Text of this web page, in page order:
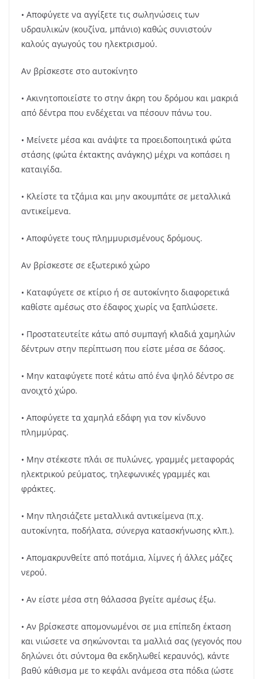
• Αποφύγετε να αγγίξετε τις σωληνώσεις των
υδραυλικών (κουζίνα, μπάνιο) καθώς συνιστούν
καλούς αγωγούς του ηλεκτρισμού.
Αν βρίσκεστε στο αυτοκίνητο
• Ακινητοποιείστε το στην άκρη του δρόμου και μακριά
από δέντρα που ενδέχεται να πέσουν πάνω του.
• Μείνετε μέσα και ανάψτε τα προειδοποιητικά φώτα
στάσης (φώτα έκτακτης ανάγκης) μέχρι να κοπάσει η
καταιγίδα.
• Κλείστε τα τζάμια και μην ακουμπάτε σε μεταλλικά
αντικείμενα.
• Αποφύγετε τους πλημμυρισμένους δρόμους.
Αν βρίσκεστε σε εξωτερικό χώρο
• Καταφύγετε σε κτίριο ή σε αυτοκίνητο διαφορετικά
καθίστε αμέσως στο έδαφος χωρίς να ξαπλώσετε.
• Προστατευτείτε κάτω από συμπαγή κλαδιά χαμηλών
δέντρων στην περίπτωση που είστε μέσα σε δάσος.
• Μην καταφύγετε ποτέ κάτω από ένα ψηλό δέντρο σε
ανοιχτό χώρο.
• Αποφύγετε τα χαμηλά εδάφη για τον κίνδυνο
πλημμύρας.
• Μην στέκεστε πλάι σε πυλώνες, γραμμές μεταφοράς
ηλεκτρικού ρεύματος, τηλεφωνικές γραμμές και
φράκτες.
• Μην πλησιάζετε μεταλλικά αντικείμενα (π.χ.
αυτοκίνητα, ποδήλατα, σύνεργα κατασκήνωσης κλπ.).
• Απομακρυνθείτε από ποτάμια, λίμνες ή άλλες μάζες
νερού.
• Αν είστε μέσα στη θάλασσα βγείτε αμέσως έξω.
• Αν βρίσκεστε απομονωμένοι σε μια επίπεδη έκταση
και νιώσετε να σηκώνονται τα μαλλιά σας (γεγονός που
δηλώνει ότι σύντομα θα εκδηλωθεί κεραυνός), κάντε
βαθύ κάθισμα με το κεφάλι ανάμεσα στα πόδια (ώστε